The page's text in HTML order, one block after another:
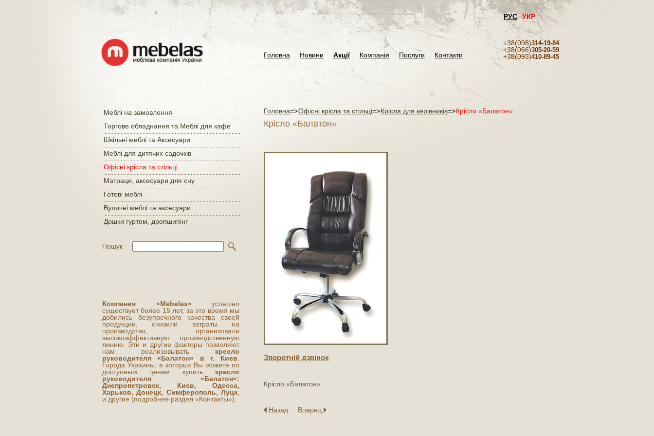
РУС УКР
Головна Новини Акції Компанія Послуги Контакти
+38(098)314-19-84
+38(066)305-20-59
+38(093)410-89-45
Меблі на замовлення
Торгове обладнання та Меблі для кафе
Шкільні меблі та Аксесуари
Меблі для дитячих садочків
Офісні крісла та стільці
Матраци, аксесуари для сну
Готові меблі
Вуличні меблі та аксесуари
Дошки гуртом, дропшипінг
Пошук
Компания «Mebelas» успешно
существует более 15 лет, за это время мы
добились безупречного качества своей
продукции, снизили затраты на
производство, организовали
высокоэффективную производственную
линию. Эти и другие факторы позволяют
нам реализовывать кресло
руководителя «Балатон» в г. Киев
Города Украины, в которых Вы можете по
доступным ценам купить кресло
руководителя «Балатон»:
Днепропетровск, Киев, Одесса,
Харьков, Донецк, Симферополь, Луцк
и другие (подробнее раздел «Контакты»).
Головна=>Офісні крісла та стільці=>Крісла для керівників=>Крісло «Балатон»
Крісло «Балатон»
Зворотнiй дзвiнок
Крісло «Балатон»
Назад Вперед